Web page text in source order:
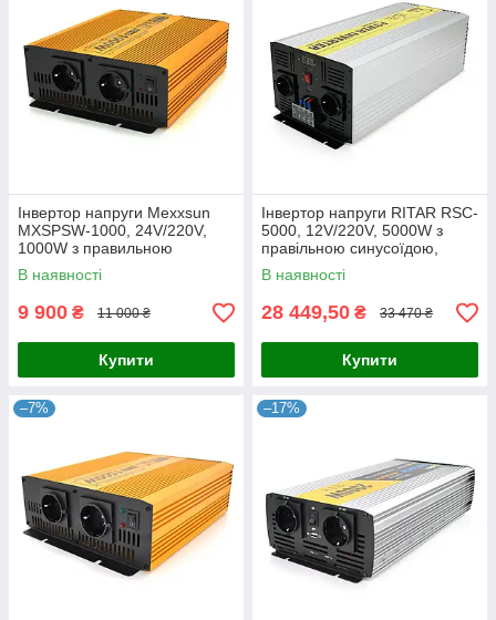
Інвертор напруги Mexxsun
MXSPSW-1000, 24V/220V,
1000W з правильною
синусоїдою, 2 Shuko, клемні
дроти, Q4
В наявності
9 900 ₴ 11 000 ₴
Купити
Інвертор напруги RITAR RSC-
5000, 12V/220V, 5000W з
правільною синусоїдою,
2xShuko, 1xUSB, клемні
дроти, клемні колодки, BOX,
В наявності
28 449,50 ₴ 33 470 ₴
Купити
–7% –17%